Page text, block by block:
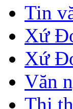
Tin
Xứ
Xứ
Văn
Thi